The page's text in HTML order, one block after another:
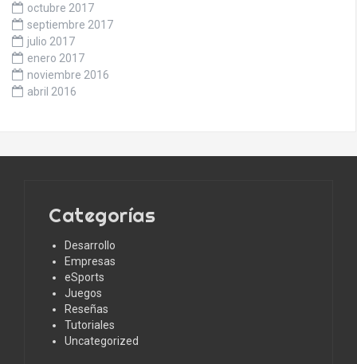
octubre 2017
septiembre 2017
julio 2017
enero 2017
noviembre 2016
abril 2016
Categorías
Desarrollo
Empresas
eSports
Juegos
Reseñas
Tutoriales
Uncategorized